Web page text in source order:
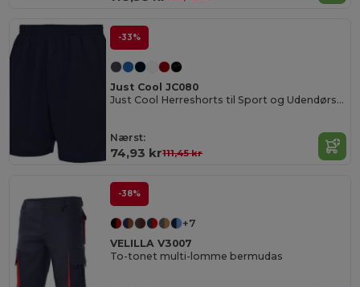
-33%
Just Cool JC080
Just Cool Herreshorts til Sport og Udendørsaktiviteter
Nærst:
74,93 kr111,45 kr
-38%
+7
VELILLA V3007
To-tonet multi-lomme bermudas